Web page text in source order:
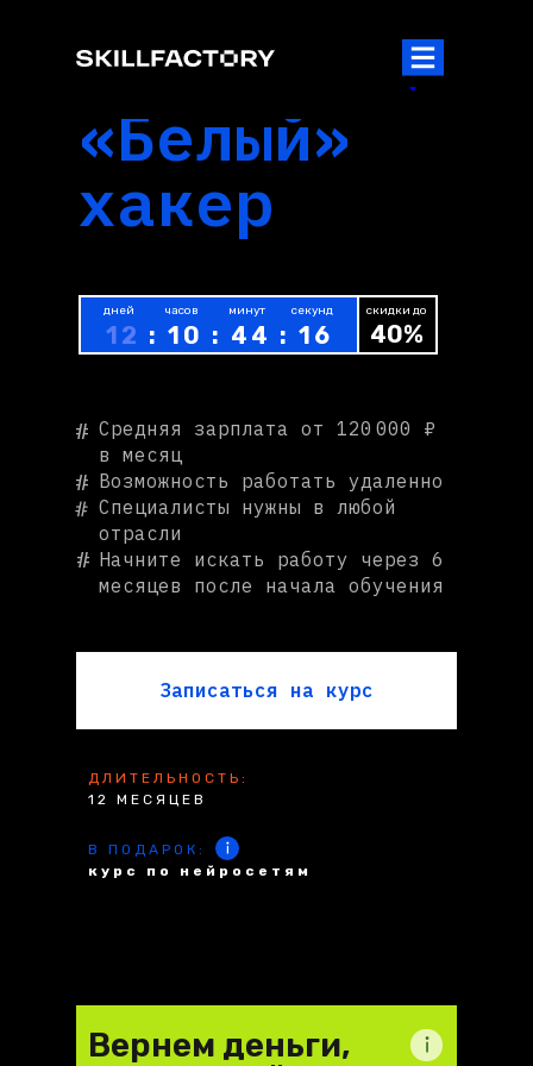
СПЕЦИАЛИСТ
ПО КИБЕРБЕЗОПАСНОСТИ
ДЛИТЕЛЬНОСТЬ:
12 МЕСЯЦЕВ
«Белый»
хакер
12 : 10 : 44 : 16 40%
скидки до
дней часов минут секунд
Записаться на курс
В ПОДАРОК:
курс по нейросетям
Средняя зарплата от 120 000 ₽
в месяц
Возможность работать удаленно
Специалисты нужны в любой
отрасли
Начните искать работу через 6
месяцев после начала обучения
#
#
#
#
Вернем деньги,